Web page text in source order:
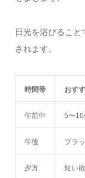
日光を浴びるこ
されます。
時間帯 おす
午前中 5〜10
午後 ブラ
夕方 短い